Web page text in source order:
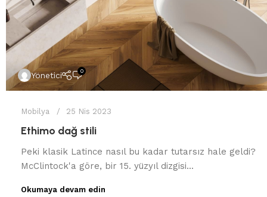
Yönetici 0
Mobilya 25 Nis 2023
Ethimo dağ stili
Peki klasik Latince nasıl bu kadar tutarsız hale geldi?
McClintock'a göre, bir 15. yüzyıl dizgisi...
Okumaya devam edin